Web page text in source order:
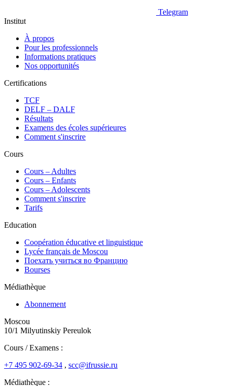
Telegram
Institut
À propos
Pour les professionnels
Informations pratiques
Nos opportunités
Certifications
TCF
DELF – DALF
Résultats
Examens des écoles supérieures
Comment s'inscrire
Cours
Сours – Adultes
Cours – Enfants
Cours – Adolescents
Comment s'inscrire
Tarifs
Education
Coopération éducative et linguistique
Lycée français de Moscou
Поехать учиться во Францию
Bourses
Médiathèque
Abonnement
Moscou
10/1 Milyutinskiy Pereulok
Cours / Examens :
+7 495 902-69-34 , scc@ifrussie.ru
Médiathèque :